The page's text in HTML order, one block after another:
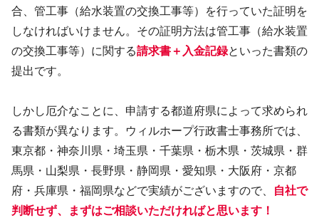
合、管工事（給水装置の交換工事等）を行っていた証明を
しなければいけません。その証明方法は管工事（給水装置
の交換工事等）に関する請求書＋入金記録といった書類の
提出です。
しかし厄介なことに、申請する都道府県によって求められ
る書類が異なります。ウィルホープ行政書士事務所では、
東京都・神奈川県・埼玉県・千葉県・栃木県・茨城県・群
馬県・山梨県・長野県・静岡県・愛知県・大阪府・京都
府・兵庫県・福岡県などで実績がございますので、
自社で
判断せず、まずはご相談いただければと思います！